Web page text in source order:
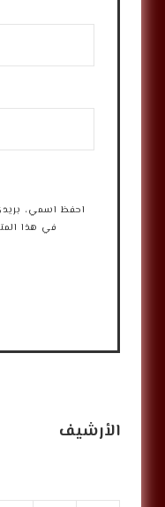
احفظ اسمي،
في هذا
الأرشيف